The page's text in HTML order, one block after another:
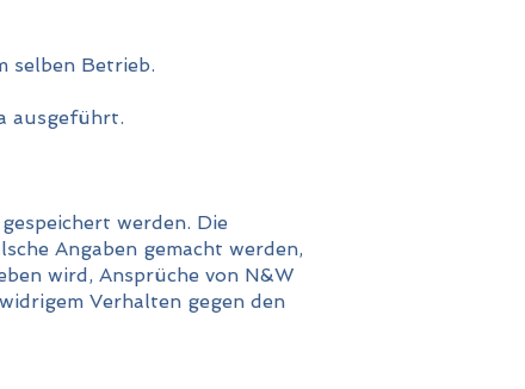
selben Betrieb.
ausgeführt.
werden. Die
Angaben gemacht werden,
wird, Ansprüche von N&W
Verhalten gegen den